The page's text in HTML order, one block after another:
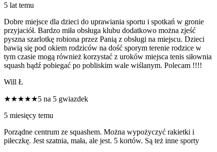
5 lat temu
Dobre miejsce dla dzieci do uprawiania sportu i spotkań w gronie
przyjaciół. Bardzo miła obsługa klubu dodatkowo można zjeść
pyszna szarlotkę robiona przez Panią z obsługi na miejscu. Dzieci
bawią się pod okiem rodziców na dość sporym terenie rodzice w
tym czasie mogą również korzystać z uroków miejsca tenis siłownia
squash bądź pobiegać po pobliskim wale wiślanym. Polecam !!!!
Will Ł
★★★★★5 na 5 gwiazdek
5 miesięcy temu
Porządne centrum ze squashem. Można wypożyczyć rakietki i
piłeczkę. Jest szatnia, mała, ale jest. 5 kortów. Są też inne sporty